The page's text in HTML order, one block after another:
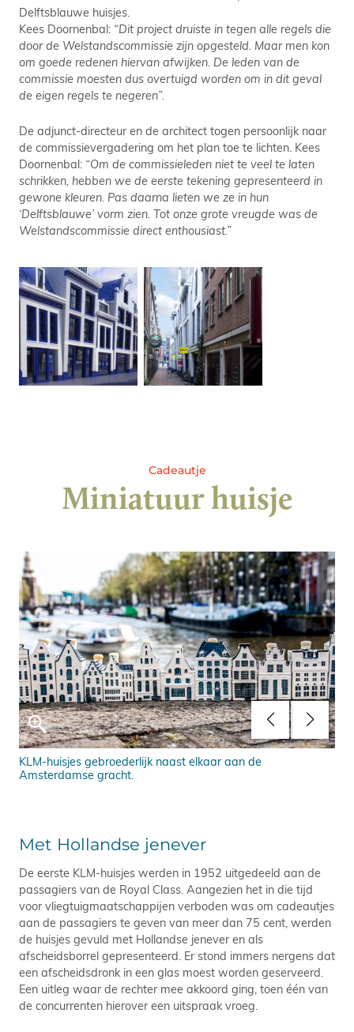
Delftsblauwe huisjes.
Kees Doornenbal: “Dit project druiste in tegen alle regels die
door de Welstandscommissie zijn opgesteld. Maar men kon
om goede redenen hiervan afwijken. De leden van de
commissie moesten dus overtuigd worden om in dit geval
de eigen regels te negeren”.
De adjunct-directeur en de architect togen persoonlijk naar
de commissievergadering om het plan toe te lichten. Kees
Doornenbal: “Om de commissieleden niet te veel te laten
schrikken, hebben we de eerste tekening gepresenteerd in
gewone kleuren. Pas daarna lieten we ze in hun
‘Delftsblauwe’ vorm zien. Tot onze grote vreugde was de
Welstandscommissie direct enthousiast.”
Cadeautje
Miniatuur huisje
KLM-huisjes gebroederlijk naast elkaar aan de
Amsterdamse gracht.
Met Hollandse jenever
De eerste KLM-huisjes werden in 1952 uitgedeeld aan de
passagiers van de Royal Class. Aangezien het in die tijd
voor vliegtuigmaatschappijen verboden was om cadeautjes
aan de passagiers te geven van meer dan 75 cent, werden
de huisjes gevuld met Hollandse jenever en als
afscheidsborrel gepresenteerd. Er stond immers nergens dat
een afscheidsdronk in een glas moest worden geserveerd.
Een uitleg waar de rechter mee akkoord ging, toen één van
de concurrenten hierover een uitspraak vroeg.